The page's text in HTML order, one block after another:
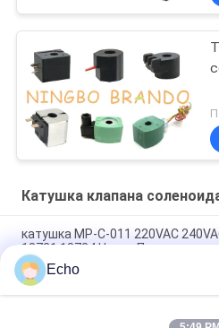
Катушка клапана
катушка MP-C-011 220VAC
18721 18724 Henny Пенни
6013 6014 DC 110V 230V 50Hz 8W
клапана соленоида c
Echo